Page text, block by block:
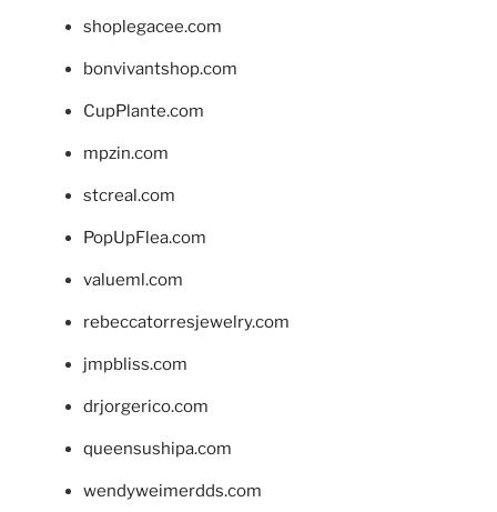
shoplegacee.com
bonvivantshop.com
CupPlante.com
mpzin.com
stcreal.com
PopUpFlea.com
valueml.com
rebeccatorresjewelry.com
jmpbliss.com
drjorgerico.com
queensushipa.com
wendyweimerdds.com